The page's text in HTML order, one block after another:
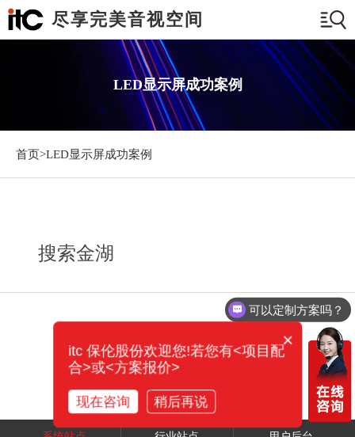
尽享完美音视空间
LED显示屏成功案例
首页>LED显示屏成功案例
搜索金湖
可以定制方案吗？
×
itc 保伦股份欢迎您!若您有<项目配
合>或<方案报价>
现在咨询 稍后再说